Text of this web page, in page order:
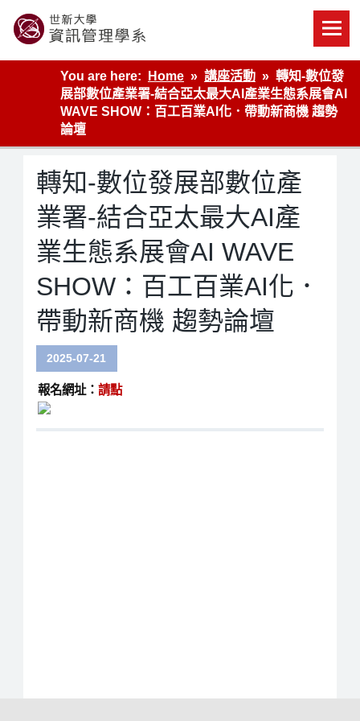
content
世新大學資管系網站
You are here:
Home 講座活動
轉知-數位發
展部數位產業署-結合亞太最大AI產業生態系展會AI
WAVE SHOW：百工百業AI化．帶動新商機 趨勢
論壇
轉知-數位發展部數位產
業署-結合亞太最大AI產
業生態系展會AI WAVE
SHOW：百工百業AI化．
帶動新商機 趨勢論壇
2025-07-21
報名網址： 請點